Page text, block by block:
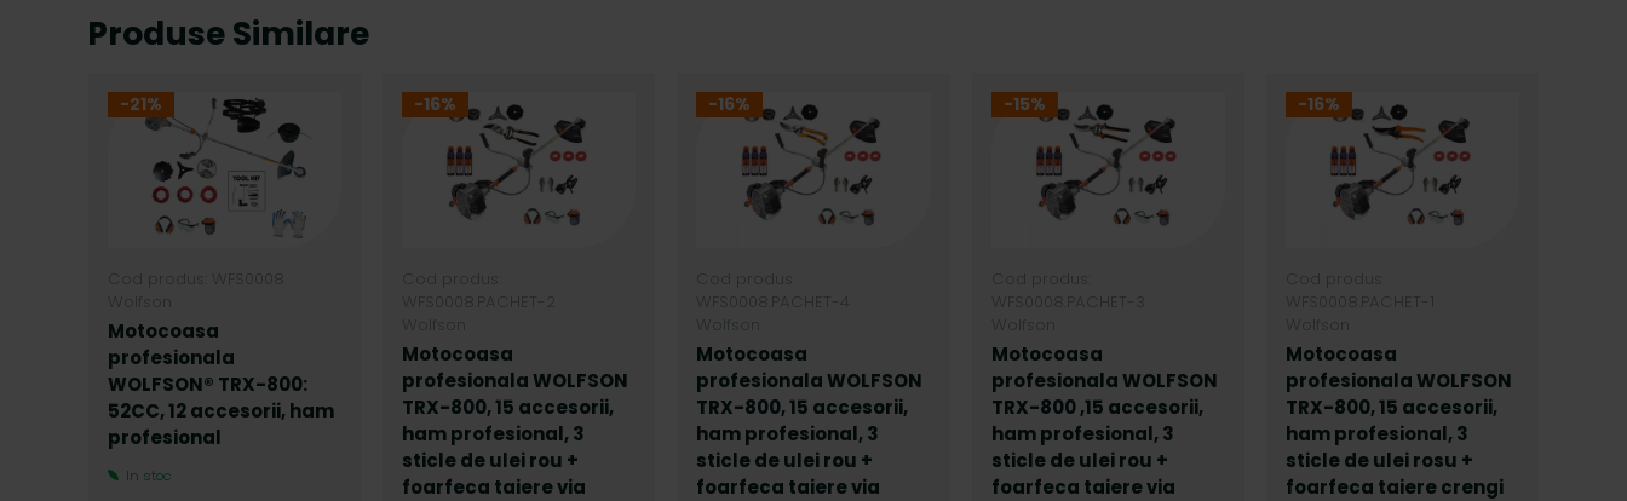
â
u
Produse Similare
-21%
Cod produs: WFS0008
Wolfson
Motocoasa
profesionala
WOLFSON® TRX-800:
52CC, 12 accesorii, ham
profesional
In stoc
-16%
Cod produs:
WFS0008.PACHET-2
Wolfson
Motocoasa
profesionala WOLFSON
TRX-800, 15 accesorii,
ham profesional, 3
sticle de ulei rou +
foarfeca taiere via
-16%
Cod produs:
WFS0008.PACHET-4
Wolfson
Motocoasa
profesionala WOLFSON
TRX-800, 15 accesorii,
ham profesional, 3
sticle de ulei rou +
foarfeca taiere via
-15%
Cod produs:
WFS0008.PACHET-3
Wolfson
Motocoasa
profesionala WOLFSON
TRX-800 ,15 accesorii,
ham profesional, 3
sticle de ulei rou +
foarfeca taiere via
-16%
Cod produs:
WFS0008.PACHET-1
Wolfson
Motocoasa
profesionala WOLFSON
TRX-800, 15 accesorii,
ham profesional, 3
sticle de ulei rosu +
foarfeca taiere crengi